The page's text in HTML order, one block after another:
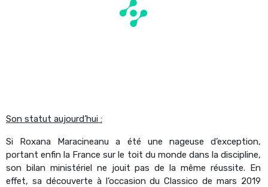
Son statut aujourd’hui :
Si Roxana Maracineanu a été une nageuse d’exception,
portant enfin la France sur le toit du monde dans la discipline,
son bilan ministériel ne jouit pas de la même réussite. En
effet, sa découverte à l’occasion du Classico de mars 2019